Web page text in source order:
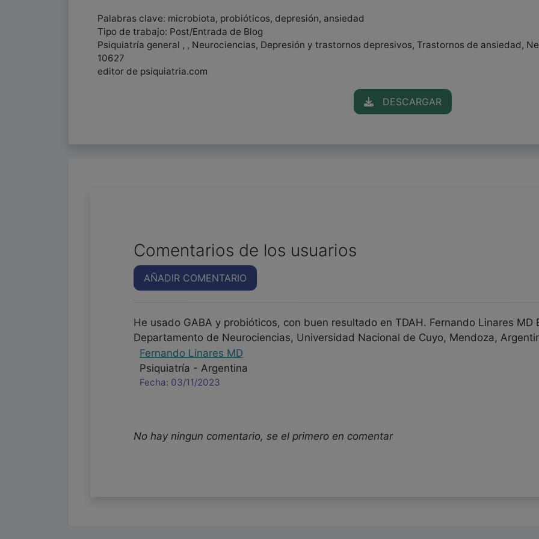
Palabras clave: microbiota, probióticos, depresión, ansiedad
Tipo de trabajo: Post/Entrada de Blog
Psiquiatría general , , Neurociencias, Depresión y trastornos depresivos, Trastornos de ansiedad,
10627
editor de psiquiatria.com
DESCARGAR
Comentarios de los usuarios
AÑADIR COMENTARIO
He usado GABA y probióticos, con buen resultado en TDAH. Fernando Linares MD
Departamento de Neurociencias, Universidad Nacional de Cuyo, Mendoza,
Fernando Linares MD
Psiquiatría - Argentina
Fecha: 03/11/2023
No hay ningun comentario, se el primero en comentar